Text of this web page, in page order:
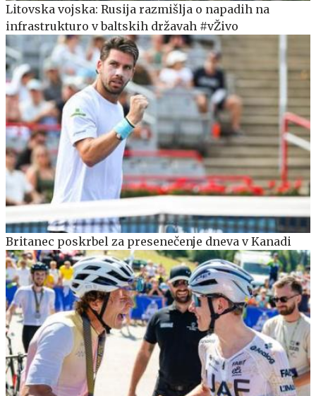
Litovska vojska: Rusija razmišlja o napadih na
infrastrukturo v baltskih državah #vŽivo
Britanec poskrbel za presenečenje dneva v Kanadi